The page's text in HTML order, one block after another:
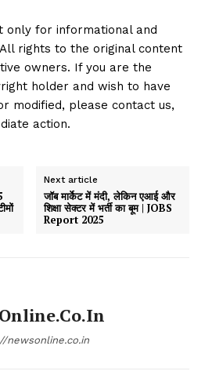
only for informational and
rights to the original content
owners. If you are the
holder and wish to have
modified, please contact us,
action.
Next article
जॉब मार्केट में मंदी, लेकिन एआई और
शिक्षा सेक्टर में भर्ती का बूम | JOBS
Report 2025
newsonline.co.in